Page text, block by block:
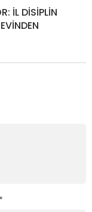
İL DİSİPLİN
*